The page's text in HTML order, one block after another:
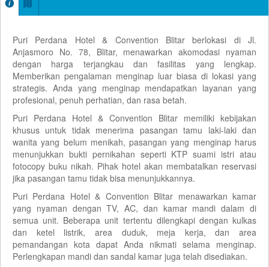
Puri Perdana Hotel & Convention Blitar berlokasi di Jl.
Anjasmoro No. 78, Blitar, menawarkan akomodasi nyaman
dengan harga terjangkau dan fasilitas yang lengkap.
Memberikan pengalaman menginap luar biasa di lokasi yang
strategis. Anda yang menginap mendapatkan layanan yang
profesional, penuh perhatian, dan rasa betah.
Puri Perdana Hotel & Convention Blitar memiliki kebijakan
khusus untuk tidak menerima pasangan tamu laki-laki dan
wanita yang belum menikah, pasangan yang menginap harus
menunjukkan bukti pernikahan seperti KTP suami istri atau
fotocopy buku nikah. Pihak hotel akan membatalkan reservasi
jika pasangan tamu tidak bisa menunjukkannya.
Puri Perdana Hotel & Convention Blitar menawarkan kamar
yang nyaman dengan TV, AC, dan kamar mandi dalam di
semua unit. Beberapa unit tertentu dilengkapi dengan kulkas
dan ketel listrik, area duduk, meja kerja, dan area
pemandangan kota dapat Anda nikmati selama menginap.
Perlengkapan mandi dan sandal kamar juga telah disediakan.